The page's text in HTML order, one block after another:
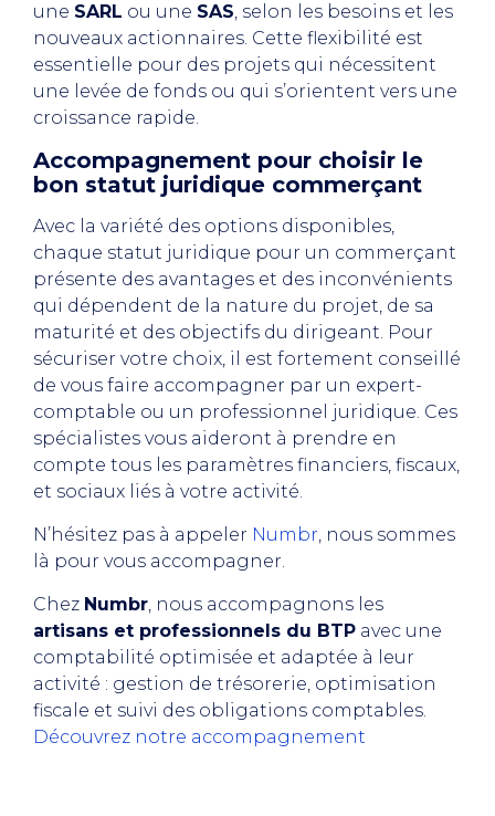
une SARL ou une SAS, selon les besoins et les
nouveaux actionnaires. Cette flexibilité est
essentielle pour des projets qui nécessitent
une levée de fonds ou qui s’orientent vers une
croissance rapide.
Accompagnement pour choisir le
bon statut juridique commerçant
Avec la variété des options disponibles,
chaque statut juridique pour un commerçant
présente des avantages et des inconvénients
qui dépendent de la nature du projet, de sa
maturité et des objectifs du dirigeant. Pour
sécuriser votre choix, il est fortement conseillé
de vous faire accompagner par un expert-
comptable ou un professionnel juridique. Ces
spécialistes vous aideront à prendre en
compte tous les paramètres financiers, fiscaux,
et sociaux liés à votre activité.
N’hésitez pas à appeler Numbr, nous sommes
là pour vous accompagner.
Chez Numbr, nous accompagnons les
artisans et professionnels du BTP avec une
comptabilité optimisée et adaptée à leur
activité : gestion de trésorerie, optimisation
fiscale et suivi des obligations comptables.
Découvrez notre accompagnement